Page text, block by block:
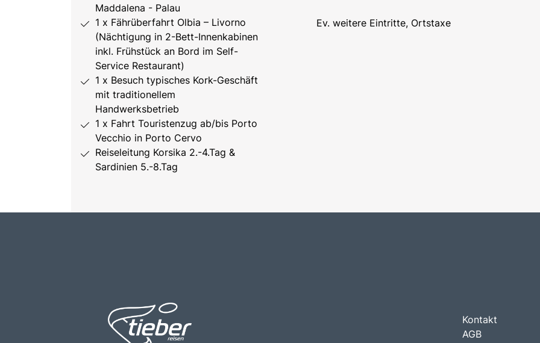
Maddalena - Palau
1 x Fährüberfahrt Olbia – Livorno
(Nächtigung in 2-Bett-Innenkabinen
inkl. Frühstück an Bord im Self-
Service Restaurant)
1 x Besuch typisches Kork-Geschäft
mit traditionellem
Handwerksbetrieb
1 x Fahrt Touristenzug ab/bis Porto
Vecchio in Porto Cervo
Reiseleitung Korsika 2.-4.Tag &
Sardinien 5.-8.Tag
Ev. weitere Eintritte, Ortstaxe
Kontakt
AGB